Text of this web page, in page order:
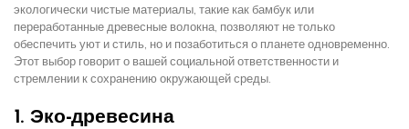
экологически чистые материалы, такие как бамбук или
переработанные древесные волокна, позволяют не только
обеспечить уют и стиль, но и позаботиться о планете одновременно.
Этот выбор говорит о вашей социальной ответственности и
стремлении к сохранению окружающей среды.
1. Эко-древесина